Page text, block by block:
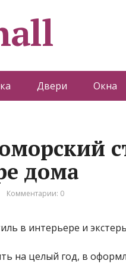
Двери Окна
дома
Комментарии: 0
на целый год, в